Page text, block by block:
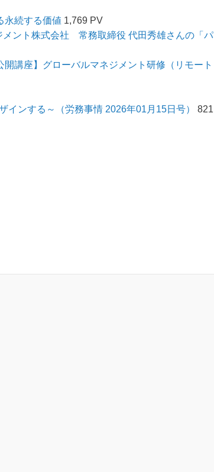
続する価値 1,769 PV
ント株式会社 常務取締役 代田秀雄さんの「パ
講座】グローバルマネジメント研修（リモート
インする～（労務事情 2026年01月15日号）
821